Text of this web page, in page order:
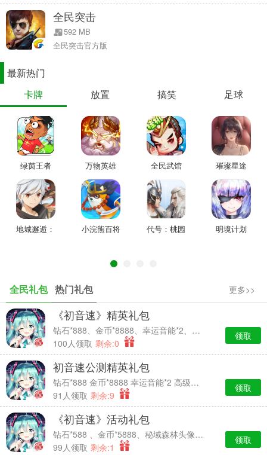
《诛仙》动画的「修行成长」体系融入原有的模拟经营玩法中，激活
用户的仙侠情怀与探索欲。
《诛仙》动画
| 国漫与精品游戏的「双向奔赴」
随着联动的开启，【问道红尘】、【天帝宝库】、【玄火坛】等
新联动玩法将同步上线，为广大玩家带来一段新奇有趣的仙侠奇缘。
全民突击
592 MB
全民突击官方版
最新热门
卡牌
放置 搞笑 足球
绿茵王者 万物英雄 全民武馆 璀璨星途
地城邂逅：
小浣熊百将
代号：桃园 明境计划
全民礼包 热门礼包 更多>>
《初音速》精英礼包
钻石*888、金币*8888、幸运音能*2、高级经验卡*2
100人领取 剩余:0
领取
初音速公测精英礼包
钻石*888 金币*8888 幸运音能*2 高级经验卡*2
91人领取 剩余:9
领取
《初音速》活动礼包
钻石*588 、金币*5888、秘域森林头像框*7天时效、中级经验卡*2
99人领取 剩余:1
领取